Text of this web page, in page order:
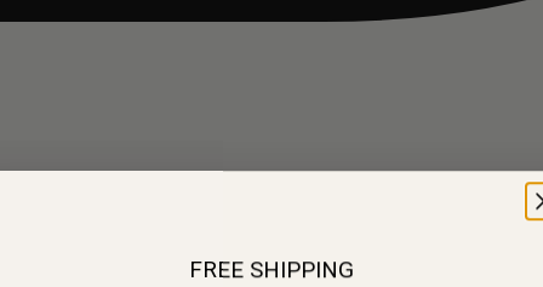
FREE SHIPPING